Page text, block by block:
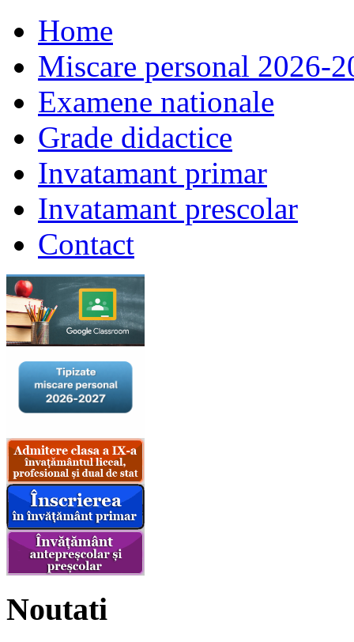
Home
Miscare personal 2026-
Examene nationale
Grade didactice
Invatamant primar
Invatamant prescolar
Contact
Noutati